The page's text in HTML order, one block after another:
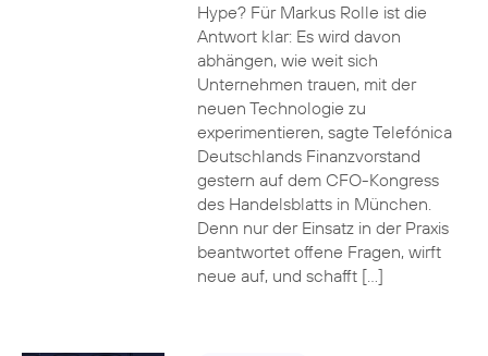
Hype? Für Markus Rolle ist die
Antwort klar: Es wird davon
abhängen, wie weit sich
Unternehmen trauen, mit der
neuen Technologie zu
experimentieren, sagte Telefónica
Deutschlands Finanzvorstand
gestern auf dem CFO-Kongress
des Handelsblatts in München.
Denn nur der Einsatz in der Praxis
beantwortet offene Fragen, wirft
neue auf, und schafft […]